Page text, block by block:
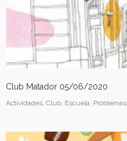
Club Matador 05/06/2020
Actividades, Club, Escuela, Problemas